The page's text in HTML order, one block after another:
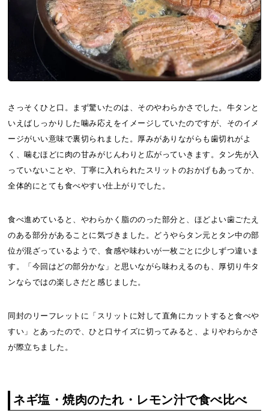
さっそくひと口。まず驚いたのは、そのやわらかさでした。牛タンと
いえばしっかりした噛み応えをイメージしていたのですが、そのイメ
ージがいい意味で裏切られました。厚みがありながらも歯切れがよ
く、噛むほどに肉の甘みがじんわりと広がっていきます。タン先が入
っていないことや、丁寧に入れられたスリットのおかげもあってか、
全体的にとても食べやすい仕上がりでした。
食べ進めていると、やわらかく脂ののった部分と、ほどよい歯ごたえ
のある部分があることに気づきました。どうやらタン元とタン中の部
位が混ざっているようで、食感や味わいが一枚ごとに少しずつ違いま
す。「今回はどの部分かな」と思いながら味わえるのも、厚切り牛タ
ンならではの楽しさだと感じました。
同封のリーフレットに「スリットに対して直角にカットすると食べや
すい」とあったので、ひと口サイズに切ってみると、よりやわらかさ
が際立ちました。
ネギ塩・焼肉のたれ・レモン汁で食べ比べ